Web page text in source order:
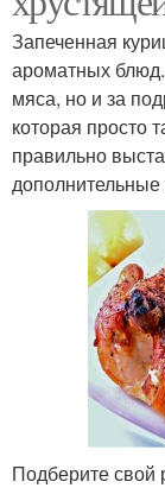
Запеченная
ароматных
мяса, но и за
которая просто
правильно
Подберите свой